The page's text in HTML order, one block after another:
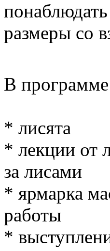
размеры со
В
* лисята
* лекции от
за лисами
* ярмарка
работы
*